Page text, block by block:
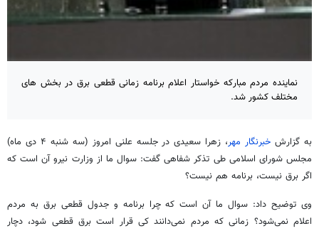
نماینده مردم مبارکه خواستار اعلام برنامه زمانی قطعی برق در بخش های
مختلف کشور شد.
به گزارشخبرنگار مهر
، زهرا سعیدی در جلسه علنی امروز (سه شنبه ۴ دی ماه)
مجلس شورای اسلامی طی تذکر شفاهی گفت: سوال ما از وزارت نیرو آن است که
اگر برق نیست، برنامه هم نیست؟
وی توضیح داد: سوال ما آن است که چرا برنامه و جدول قطعی برق به مردم
اعلام نمی‌شود؟ زمانی که مردم نمی‌دانند کی قرار است برق قطعی شود، دچار